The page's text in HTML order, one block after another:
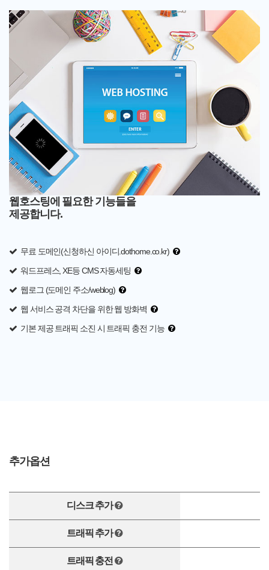
웹호스팅에 필요한 기능들을
제공합니다.
무료 도메인(신청하신 아이디.dothome.co.kr)
워드프레스, XE등 CMS 자동세팅
웹로그 (도메인 주소/weblog)
웹 서비스 공격 차단을 위한 웹 방화벽
기본 제공 트래픽 소진 시 트래픽 충전 기능
추가옵션
디스크 추가
트래픽 추가
트래픽 충전